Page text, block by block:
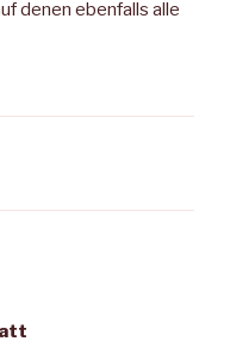
denen ebenfalls alle